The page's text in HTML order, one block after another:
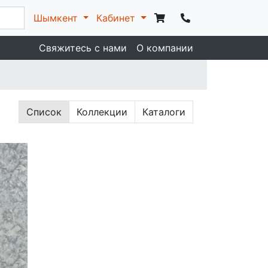
Шымкент Кабинет
Свяжитесь с нами О компании
Список Коллекции Каталоги